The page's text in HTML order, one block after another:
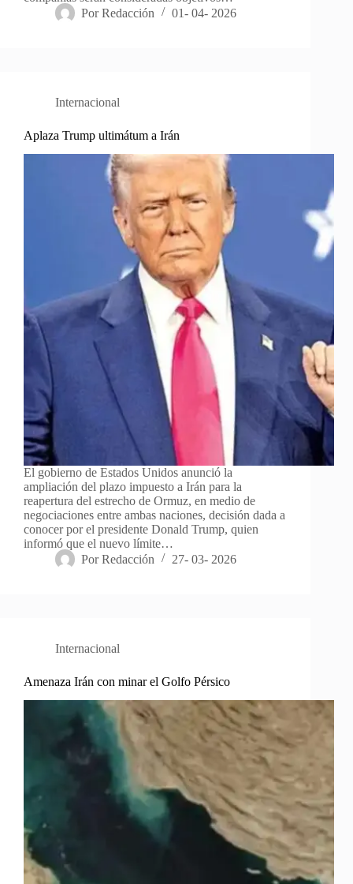
Por Redacción 01- 04- 2026
Internacional
Aplaza Trump ultimátum a Irán
El gobierno de Estados Unidos anunció la
ampliación del plazo impuesto a Irán para la
reapertura del estrecho de Ormuz, en medio de
negociaciones entre ambas naciones, decisión dada a
conocer por el presidente Donald Trump, quien
informó que el nuevo límite…
Por Redacción 27- 03- 2026
Internacional
Amenaza Irán con minar el Golfo Pérsico